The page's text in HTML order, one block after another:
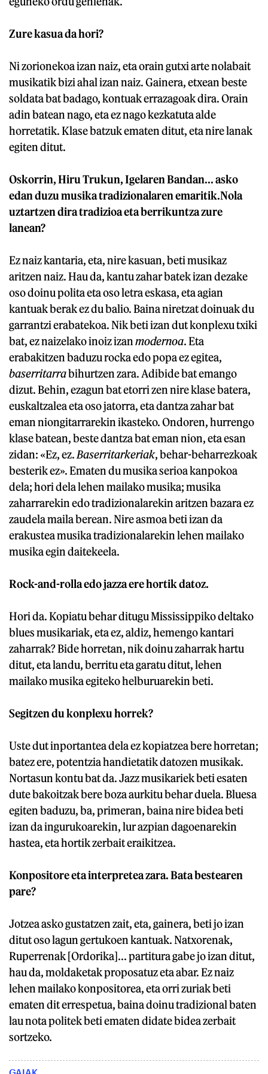
Zure kasua da hori?
Ni zorionekoa izan naiz, eta orain gutxi arte nolabait
musikatik bizi ahal izan naiz. Gainera, etxean beste
soldata bat badago, kontuak errazagoak dira. Orain
adin batean nago, eta ez nago kezkatuta alde
horretatik. Klase batzuk ematen ditut, eta nire lanak
egiten ditut.
Oskorrin, Hiru Trukun, Igelaren Bandan... asko
edan duzu musika tradizionalaren emaritik.Nola
uztartzen dira tradizioa eta berrikuntza zure
lanean?
Ez naiz kantaria, eta, nire kasuan, beti musikaz
aritzen naiz. Hau da, kantu zahar batek izan dezake
oso doinu polita eta oso letra eskasa, eta agian
kantuak berak ez du balio. Baina niretzat doinuak du
garrantzi erabatekoa. Nik beti izan dut konplexu txiki
bat, ez naizelako inoiz izanmodernoa. Eta
erabakitzen baduzu rocka edo popa ez egitea,
baserritarrabihurtzen zara. Adibide bat emango
dizut. Behin, ezagun bat etorri zen nire klase batera,
euskaltzalea eta oso jatorra, eta dantza zahar bat
eman niongitarrarekin ikasteko. Ondoren, hurrengo
klase batean, beste dantza bat eman nion, eta esan
zidan: «Ez, ez. Baserritarkeriak, behar-beharrezkoak
besterik ez». Ematen du musika serioa kanpokoa
dela; hori dela lehen mailako musika; musika
zaharrarekin edo tradizionalarekin aritzen bazara ez
zaudela maila berean. Nire asmoa beti izan da
erakustea musika tradizionalarekin lehen mailako
musika egin daitekeela.
Rock-and-rolla edo jazza ere hortik datoz.
Hori da. Kopiatu behar ditugu Mississippiko deltako
blues musikariak, eta ez, aldiz, hemengo kantari
zaharrak? Bide horretan, nik doinu zaharrak hartu
ditut, eta landu, berritu eta garatu ditut, lehen
mailako musika egiteko helburuarekin beti.
Segitzen du konplexu horrek?
Uste dut inportantea dela ez kopiatzea bere horretan;
batez ere, potentzia handietatik datozen musikak.
Nortasun kontu bat da. Jazz musikariek beti esaten
dute bakoitzak bere boza aurkitu behar duela. Bluesa
egiten baduzu, ba, primeran, baina nire bidea beti
izan da ingurukoarekin, lur azpian dagoenarekin
hastea, eta hortik zerbait eraikitzea.
Konpositore eta interpretea zara. Bata bestearen
pare?
Jotzea asko gustatzen zait, eta, gainera, beti jo izan
ditut oso lagun gertukoen kantuak. Natxorenak,
Ruperrenak [Ordorika]... partitura gabe jo izan ditut,
hau da, moldaketak proposatuz eta abar. Ez naiz
lehen mailako konpositorea, eta orri zuriak beti
ematen dit errespetua, baina doinu tradizional baten
lau nota politek beti ematen didate bidea zerbait
sortzeko.